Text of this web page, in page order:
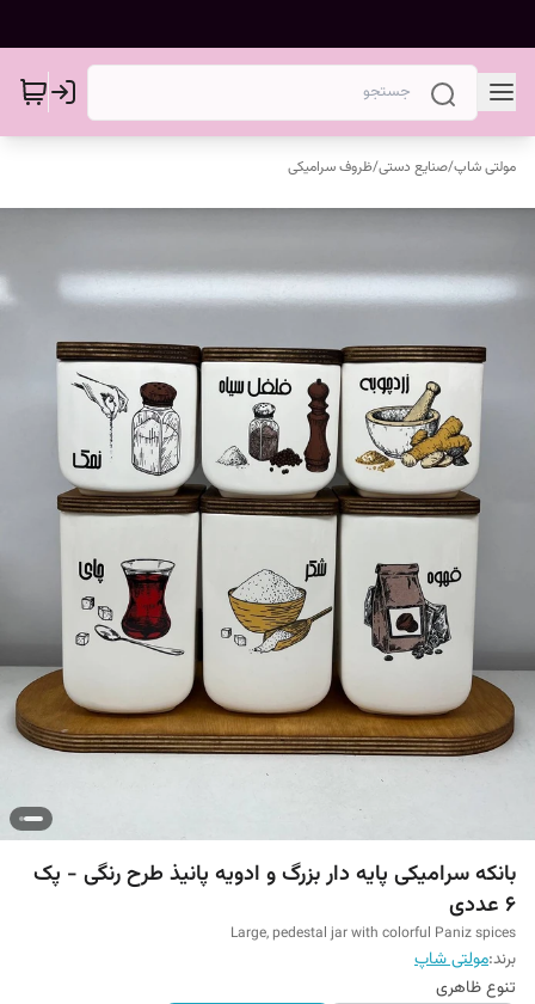
مولتی شاپ/صنایع دستی/ظروف سرامیکی
بانکه سرامیکی پایه دار بزرگ و ادویه پانیذ طرح رنگی - پک
6 عددی
Large, pedestal jar with colorful Paniz spices
برند:مولتی شاپ
تنوع ظاهری